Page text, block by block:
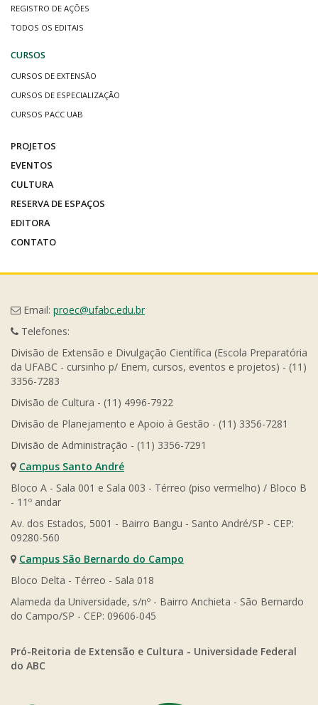
REGISTRO DE AÇÕES
TODOS OS EDITAIS
CURSOS
CURSOS DE EXTENSÃO
CURSOS DE ESPECIALIZAÇÃO
CURSOS PACC UAB
PROJETOS
EVENTOS
CULTURA
RESERVA DE ESPAÇOS
EDITORA
CONTATO
Email: proec@ufabc.edu.br
Telefones:
Divisão de Extensão e Divulgação Científica (Escola Preparatória
da UFABC - cursinho p/ Enem, cursos, eventos e projetos) - (11)
3356-7283
Divisão de Cultura - (11) 4996-7922
Divisão de Planejamento e Apoio à Gestão - (11) 3356-7281
Divisão de Administração - (11) 3356-7291
Campus Santo André
Bloco A - Sala 001 e Sala 003 - Térreo (piso vermelho) / Bloco B
- 11º andar
Av. dos Estados, 5001 - Bairro Bangu - Santo André/SP - CEP:
09280-560
Campus São Bernardo do Campo
Bloco Delta - Térreo - Sala 018
Alameda da Universidade, s/nº - Bairro Anchieta - São Bernardo
do Campo/SP - CEP: 09606-045
Pró-Reitoria de Extensão e Cultura - Universidade Federal
do ABC